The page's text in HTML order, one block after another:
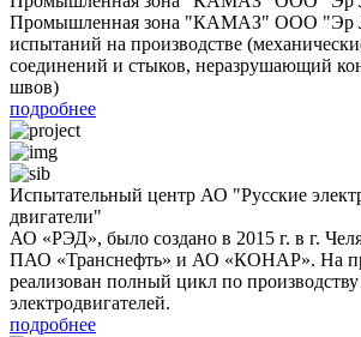
Промышленная зона "КАМАЗ" ООО "Эр
испытаний на производстве
соединений и стыков, неразрушающий
швов)
подробнее
Испытательный центр АО "Русские
двигатели"
АО «РЭД», было создано в 2015 г. в г.
ПАО «Транснефть» и АО «КОНАР». На
реализован полный цикл по
электродвигателей.
подробнее